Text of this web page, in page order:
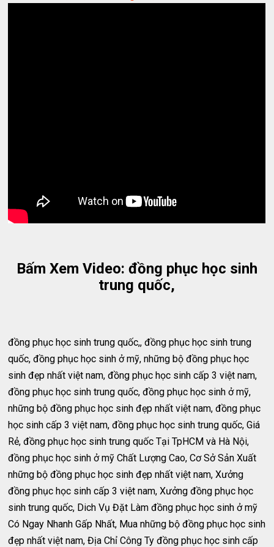
Bấm Xem Video: đồng phục học sinh
trung quốc,
đồng phục học sinh trung quốc,, đồng phục học sinh trung
quốc, đồng phục học sinh ở mỹ, những bộ đồng phục học
sinh đẹp nhất việt nam, đồng phục học sinh cấp 3 việt nam,
đồng phục học sinh trung quốc, đồng phục học sinh ở mỹ,
những bộ đồng phục học sinh đẹp nhất việt nam, đồng phục
học sinh cấp 3 việt nam, đồng phục học sinh trung quốc, Giá
Rẻ, đồng phục học sinh trung quốc Tại TpHCM và Hà Nội,
đồng phục học sinh ở mỹ Chất Lượng Cao, Cơ Sở Sản Xuất
những bộ đồng phục học sinh đẹp nhất việt nam, Xưởng
đồng phục học sinh cấp 3 việt nam, Xưởng đồng phục học
sinh trung quốc, Dich Vụ Đặt Làm đồng phục học sinh ở mỹ
Có Ngay Nhanh Gấp Nhất, Mua những bộ đồng phục học sinh
đẹp nhất việt nam, Địa Chỉ Công Ty đồng phục học sinh cấp